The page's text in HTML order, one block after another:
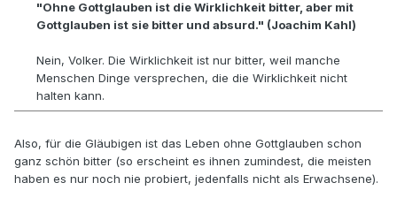
"Ohne Gottglauben ist die Wirklichkeit bitter, aber mit
Gottglauben ist sie bitter und absurd." (Joachim Kahl)
Nein, Volker. Die Wirklichkeit ist nur bitter, weil manche
Menschen Dinge versprechen, die die Wirklichkeit nicht
halten kann.
Also, für die Gläubigen ist das Leben ohne Gottglauben schon
ganz schön bitter (so erscheint es ihnen zumindest, die meisten
haben es nur noch nie probiert, jedenfalls nicht als Erwachsene).